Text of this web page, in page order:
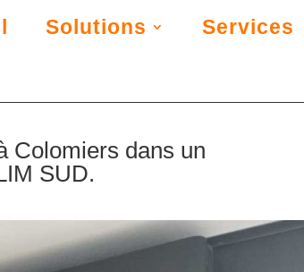
Solutions Services
Colomiers dans un
SUD.